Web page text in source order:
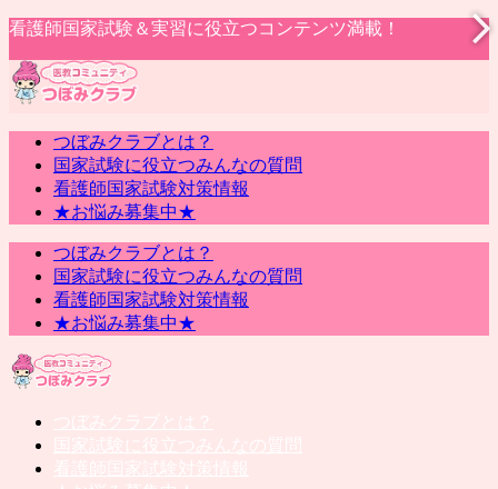
看護師国家試験＆実習に役立つコンテンツ満載！
つぼみクラブとは？
国家試験に役立つみんなの質問
看護師国家試験対策情報
★お悩み募集中★
つぼみクラブとは？
国家試験に役立つみんなの質問
看護師国家試験対策情報
★お悩み募集中★